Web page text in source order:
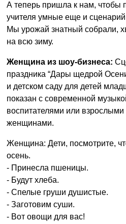
А теперь пришла к нам, чтобы
учителя умные еще и
Мы урожай знатный собрали,
на всю зиму.
Женщина из шоу-бизнеса:
праздника “Дары щедрой
и детском саду для детей
показан с современной
воспитателями или
женщинами.
Женщина: Дети, посмотрите,
осень.
- Принесла пшеницы.
- Будут хлеба.
- Спелые груши душистые.
- Заготовим суши.
- Вот овощи для вас!